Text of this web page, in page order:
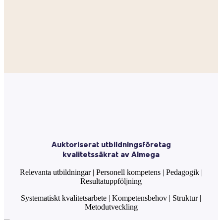
Auktoriserat utbildningsföretag
kvalitetssäkrat av Almega
Relevanta utbildningar | Personell kompetens | Pedagogik |
Resultatuppföljning
Systematiskt kvalitetsarbete | Kompetensbehov | Struktur |
Metodutveckling